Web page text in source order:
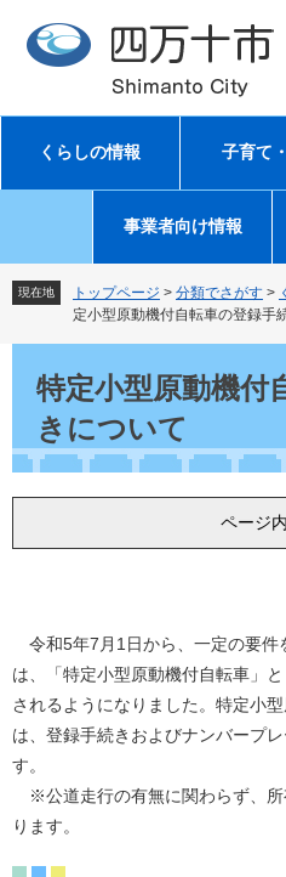
先
す
を
し
文
くらしの情報 子育て
事業者向け情報
現在地 トップページ > 分類でさがす >
定小型原動機付自転車の登録手
特定小型原動機付
きについて
ページ
令和5年7月1日から、一定の要件
は、「特定小型原動機付自転車」
されるようになりました。特定小
は、登録手続きおよびナンバープ
す。
※公道走行の有無に関わらず、所
ります。